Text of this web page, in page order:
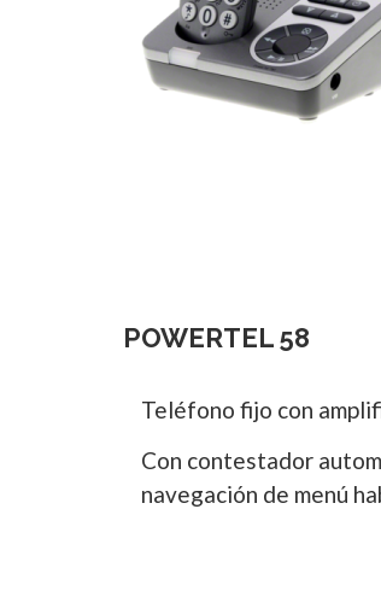
POWERTEL 58
Teléfono fijo con
Con contestador
navegación de menú